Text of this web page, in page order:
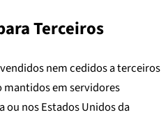
Terceiros
nem cedidos a terceiros
mantidos em servidores
ou nos Estados Unidos da